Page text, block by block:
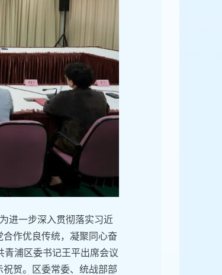
进一步深入贯彻落实习近
作优良传统，凝聚同心奋
浦区委书记王平出席会议
贺。区委常委、统战部部